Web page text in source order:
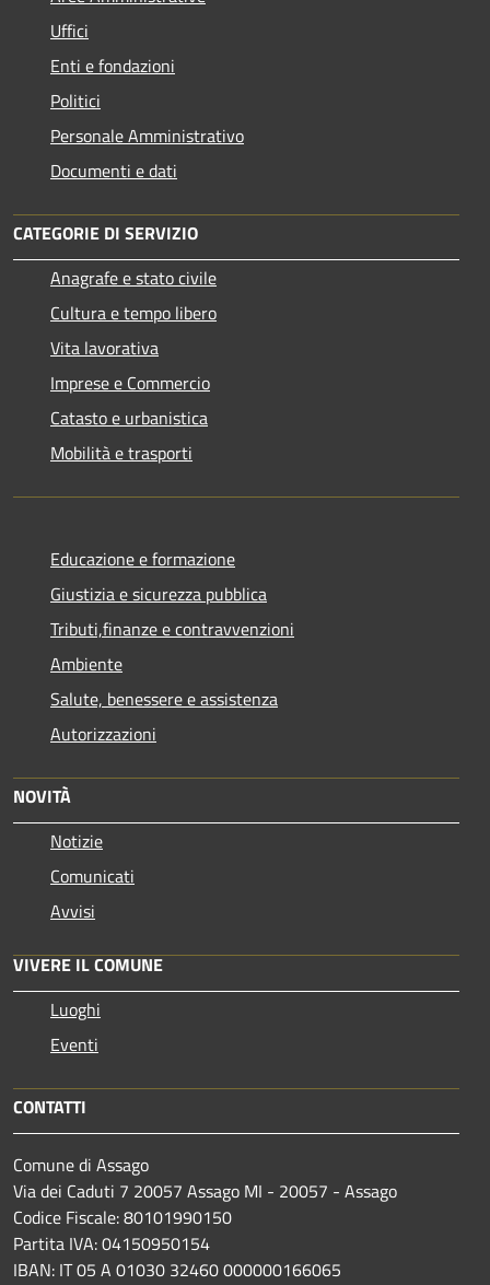
Uffici
Enti e fondazioni
Politici
Personale Amministrativo
Documenti e dati
CATEGORIE DI SERVIZIO
Anagrafe e stato civile
Cultura e tempo libero
Vita lavorativa
Imprese e Commercio
Catasto e urbanistica
Mobilità e trasporti
Educazione e formazione
Giustizia e sicurezza pubblica
Tributi,finanze e contravvenzioni
Ambiente
Salute, benessere e assistenza
Autorizzazioni
NOVITÀ
Notizie
Comunicati
Avvisi
VIVERE IL COMUNE
Luoghi
Eventi
CONTATTI
Comune di Assago
Via dei Caduti 7 20057 Assago MI - 20057 - Assago
Codice Fiscale: 80101990150
Partita IVA: 04150950154
IBAN: IT 05 A 01030 32460 000000166065